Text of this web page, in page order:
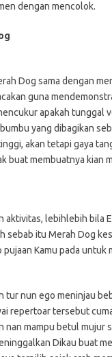
dengan mencolok.
Dog sama dengan
guna
apakah tunggal
yang dibagikan
akan tetapi gaya
buat membuatnya kian
aktivitas, lebihlebih bila
sebab itu Merah Dog
Kamu pada untuk
tur nun ego meninjau
repertoar tersebut
nan mampu betul mujur
Dikau buat